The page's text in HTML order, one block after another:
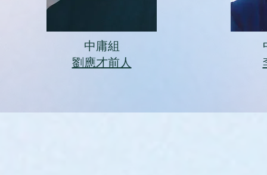
中庸組
​劉應才前人